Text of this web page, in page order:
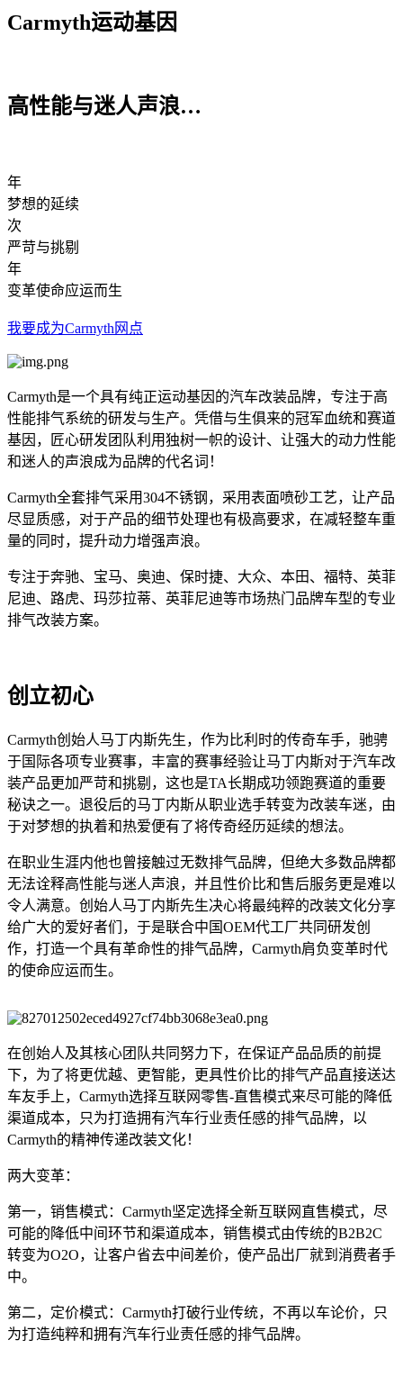
Carmyth运动基因
高性能与迷人声浪…
年
梦想的延续
次
严苛与挑剔
年
变革使命应运而生
我要成为Carmyth网点
Carmyth是一个具有纯正运动基因的汽车改装品牌，专注于高
性能排气系统的研发与生产。凭借与生俱来的冠军血统和赛道
基因，匠心研发团队利用独树一帜的设计、让强大的动力性能
和迷人的声浪成为品牌的代名词！
Carmyth全套排气采用304不锈钢，采用表面喷砂工艺，让产品
尽显质感，对于产品的细节处理也有极高要求，在减轻整车重
量的同时，提升动力增强声浪。
专注于奔驰、宝马、奥迪、保时捷、大众、本田、福特、英菲
尼迪、路虎、玛莎拉蒂、英菲尼迪等市场热门品牌车型的专业
排气改装方案。
创立初心
Carmyth创始人马丁内斯先生，作为比利时的传奇车手，驰骋
于国际各项专业赛事，丰富的赛事经验让马丁内斯对于汽车改
装产品更加严苛和挑剔，这也是TA长期成功领跑赛道的重要
秘诀之一。退役后的马丁内斯从职业选手转变为改装车迷，由
于对梦想的执着和热爱便有了将传奇经历延续的想法。
在职业生涯内他也曾接触过无数排气品牌，但绝大多数品牌都
无法诠释高性能与迷人声浪，并且性价比和售后服务更是难以
令人满意。创始人马丁内斯先生决心将最纯粹的改装文化分享
给广大的爱好者们，于是联合中国OEM代工厂共同研发创
作，打造一个具有革命性的排气品牌，Carmyth肩负变革时代
的使命应运而生。
在创始人及其核心团队共同努力下，在保证产品品质的前提
下，为了将更优越、更智能，更具性价比的排气产品直接送达
车友手上，Carmyth选择互联网零售-直售模式来尽可能的降低
渠道成本，只为打造拥有汽车行业责任感的排气品牌，以
Carmyth的精神传递改装文化！
两大变革：
第一，销售模式：Carmyth坚定选择全新互联网直售模式，尽
可能的降低中间环节和渠道成本，销售模式由传统的B2B2C
转变为O2O，让客户省去中间差价，使产品出厂就到消费者手
中。
第二，定价模式：Carmyth打破行业传统，不再以车论价，只
为打造纯粹和拥有汽车行业责任感的排气品牌。